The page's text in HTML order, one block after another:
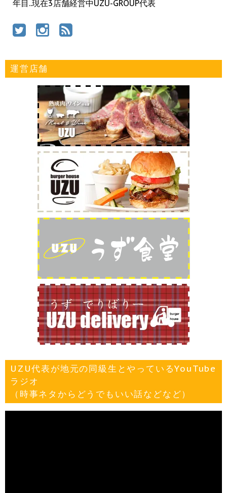
年目..現在3店舗経営中UZU-GROUP代表
運営店舗
UZU代表が地元の同級生とやっているYouTube
ラジオ
（時事ネタからどうでもいい話などなど）